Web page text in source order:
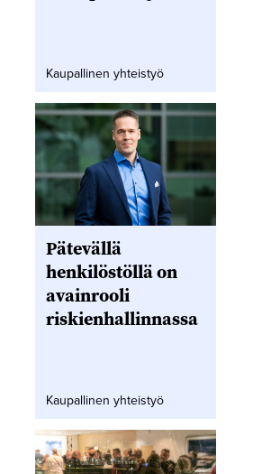
Kaupallinen yhteistyö
Pätevällä
henkilöstöllä on
avainrooli
riskienhallinnassa
Kaupallinen yhteistyö